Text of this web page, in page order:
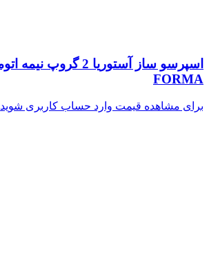
FORMA
برای مشاهده قیمت وارد حساب کاربری شوید